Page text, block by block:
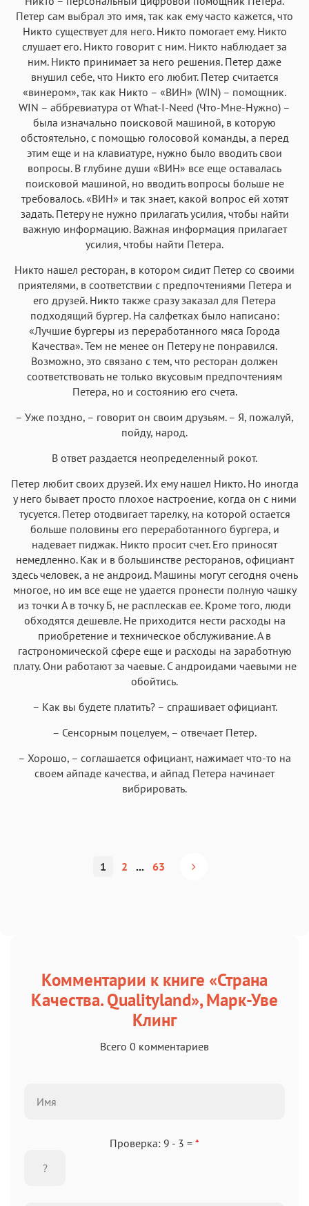
Петер сам выбрал это имя, так как ему часто кажется, что
Никто существует для него. Никто помогает ему. Никто
слушает его. Никто говорит с ним. Никто наблюдает за
ним. Никто принимает за него решения. Петер даже
внушил себе, что Никто его любит. Петер считается
«винером», так как Никто – «ВИН» (WIN) – помощник.
WIN – аббревиатура от What-I-Need (Что-Мне-Нужно) –
была изначально поисковой машиной, в которую
обстоятельно, с помощью голосовой команды, а перед
этим еще и на клавиатуре, нужно было вводить свои
вопросы. В глубине души «ВИН» все еще оставалась
поисковой машиной, но вводить вопросы больше не
требовалось. «ВИН» и так знает, какой вопрос ей хотят
задать. Петеру не нужно прилагать усилия, чтобы найти
важную информацию. Важная информация прилагает
усилия, чтобы найти Петера.
Никто нашел ресторан, в котором сидит Петер со своими
приятелями, в соответствии с предпочтениями Петера и
его друзей. Никто также сразу заказал для Петера
подходящий бургер. На салфетках было написано:
«Лучшие бургеры из переработанного мяса Города
Качества». Тем не менее он Петеру не понравился.
Возможно, это связано с тем, что ресторан должен
соответствовать не только вкусовым предпочтениям
Петера, но и состоянию его счета.
– Уже поздно, – говорит он своим друзьям. – Я, пожалуй,
пойду, народ.
В ответ раздается неопределенный рокот.
Петер любит своих друзей. Их ему нашел Никто. Но иногда
у него бывает просто плохое настроение, когда он с ними
тусуется. Петер отодвигает тарелку, на которой остается
больше половины его переработанного бургера, и
надевает пиджак. Никто просит счет. Его приносят
немедленно. Как и в большинстве ресторанов, официант
здесь человек, а не андроид. Машины могут сегодня очень
многое, но им все еще не удается пронести полную чашку
из точки А в точку Б, не расплескав ее. Кроме того, люди
обходятся дешевле. Не приходится нести расходы на
приобретение и техническое обслуживание. А в
гастрономической сфере еще и расходы на заработную
плату. Они работают за чаевые. С андроидами чаевыми не
обойтись.
– Как вы будете платить? – спрашивает официант.
– Сенсорным поцелуем, – отвечает Петер.
– Хорошо, – соглашается официант, нажимает что-то на
своем айпаде качества, и айпад Петера начинает
вибрировать.
1 2 ... 63
Комментарии к книге «Страна
Качества. Qualityland», Марк-Уве
Клинг
Всего 0 комментариев
Проверка: 9 - 3 = *